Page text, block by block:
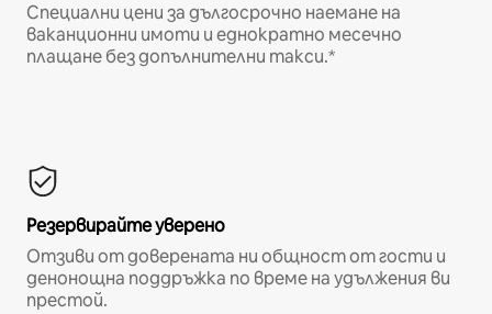
Специални цени за дългосрочно наемане на
ваканционни имоти и еднократно месечно
плащане без допълнителни такси.*
Резервирайте уверено
Отзиви от доверената ни общност от гости и
денонощна поддръжка по време на удължения ви
престой.